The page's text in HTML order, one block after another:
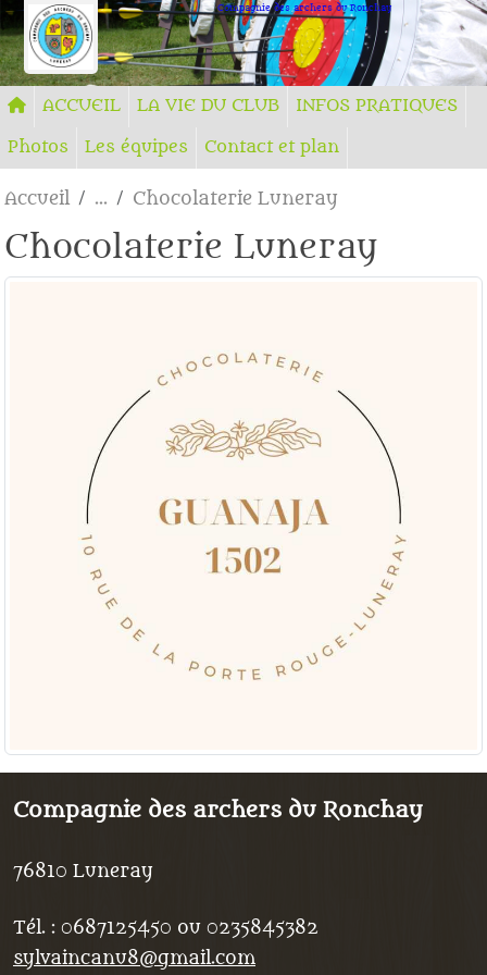
Compagnie des archers du Ronchay
ACCUEIL LA VIE DU CLUB
INFOS PRATIQUES
Photos
Les équipes Contact et plan
Accueil Chocolaterie Luneray
Chocolaterie Luneray
Compagnie des archers du Ronchay
76810 Luneray
Tél. : 0687125450 ou 0235845382
sylvaincanu8@gmail.com
Panneau de gestion des cookies